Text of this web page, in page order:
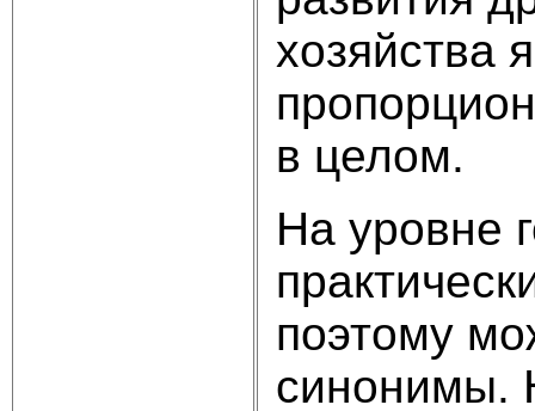
хозяйства
в целом.
На уровне
поэтому
синонимы.